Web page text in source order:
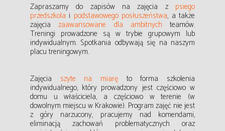
Zapraszamy do zapisów na zajęcia z psiego
przedszkola i podstawowego posłuszeństwa, a także
zajęciazaawansowane dla ambitnych teamów.
Treningi prowadzone są w trybie grupowym lub
indywidualnym. Spotkania odbywają się na naszym
placu treningowym.
Zajęcia szyte na miarę to forma szkolenia
indywidualnego, który prowadzony jest częściowo w
domu u właściciela, a częściowo w terenie (w
dowolnym miejscu w Krakowie). Program zajęć nie jest
z góry narzucony, pracujemy nad komendami,
eliminacją zachowań problematycznych oraz